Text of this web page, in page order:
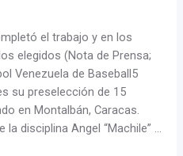
el trabajo y en los
elegidos (Nota de Prensa;
Venezuela de Baseball5
su preselección de 15
en Montalbán, Caracas.
la disciplina Angel “Machile” …